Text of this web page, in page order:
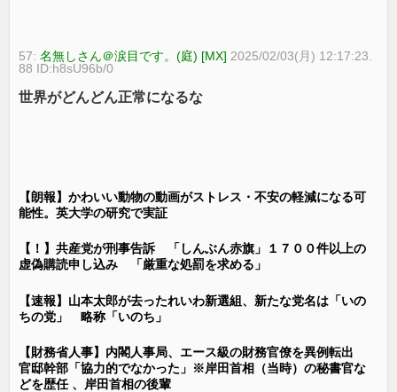
57:名無しさん＠涙目です。(庭) [MX] 2025/02/03(月) 12:17:23.
88 ID:h8sU96b/0
世界がどんどん正常になるな
【朗報】かわいい動物の動画がストレス・不安の軽減になる可
能性。英大学の研究で実証
【！】共産党が刑事告訴 「しんぶん赤旗」１７００件以上の
虚偽購読申し込み 「厳重な処罰を求める」
【速報】山本太郎が去ったれいわ新選組、新たな党名は「いの
ちの党」 略称「いのち」
【財務省人事】内閣人事局、エース級の財務官僚を異例転出
官邸幹部「協力的でなかった」※岸田首相（当時）の秘書官な
どを歴任 、岸田首相の後輩